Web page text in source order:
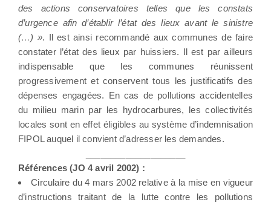
des actions conservatoires telles que les constats
d’urgence afin d’établir l’état des lieux avant le sinistre
(…) ». Il est ainsi recommandé aux communes de faire
constater l’état des lieux par huissiers. Il est par ailleurs
indispensable que les communes réunissent
progressivement et conservent tous les justificatifs des
dépenses engagées. En cas de pollutions accidentelles
du milieu marin par les hydrocarbures, les collectivités
locales sont en effet éligibles au système d’indemnisation
FIPOL auquel il convient d’adresser les demandes.
Références (JO 4 avril 2002) :
Circulaire du 4 mars 2002 relative à la mise en vigueur
d’instructions traitant de la lutte contre les pollutions